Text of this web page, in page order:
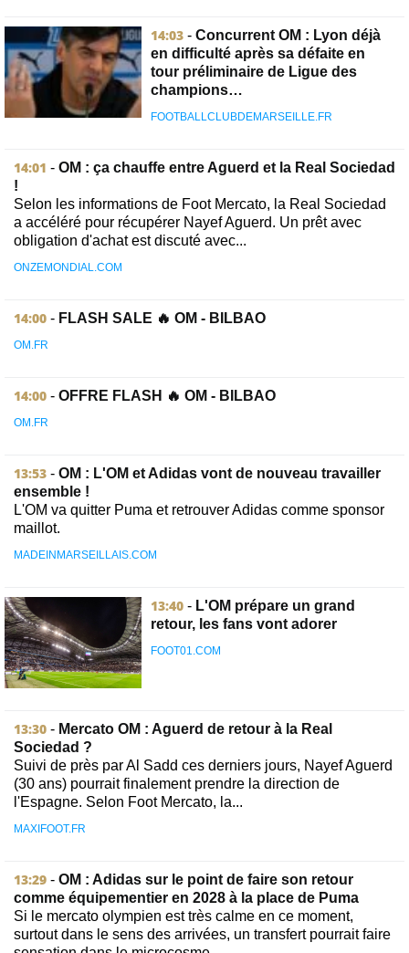
14:03 - Concurrent OM : Lyon déjà
en difficulté après sa défaite en
tour préliminaire de Ligue des
champions…
FOOTBALLCLUBDEMARSEILLE.FR
14:01 - OM : ça chauffe entre Aguerd et la Real Sociedad
!
Selon les informations de Foot Mercato, la Real Sociedad
a accéléré pour récupérer Nayef Aguerd. Un prêt avec
obligation d'achat est discuté avec...
ONZEMONDIAL.COM
14:00 - FLASH SALE 🔥 OM - BILBAO
OM.FR
14:00 - OFFRE FLASH 🔥 OM - BILBAO
OM.FR
13:53 - OM : L'OM et Adidas vont de nouveau travailler
ensemble !
L'OM va quitter Puma et retrouver Adidas comme sponsor
maillot.
MADEINMARSEILLAIS.COM
13:40 - L'OM prépare un grand
retour, les fans vont adorer
FOOT01.COM
13:30 - Mercato OM : Aguerd de retour à la Real
Sociedad ?
Suivi de près par Al Sadd ces derniers jours, Nayef Aguerd
(30 ans) pourrait finalement prendre la direction de
l'Espagne. Selon Foot Mercato, la...
MAXIFOOT.FR
13:29 - OM : Adidas sur le point de faire son retour
comme équipementier en 2028 à la place de Puma
Si le mercato olympien est très calme en ce moment,
surtout dans le sens des arrivées, un transfert pourrait faire